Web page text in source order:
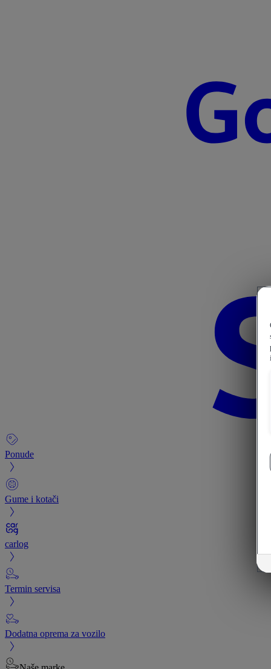
Ponude
Gume i kotači
carlog
Termin servisa
Dodatna oprema za vozilo